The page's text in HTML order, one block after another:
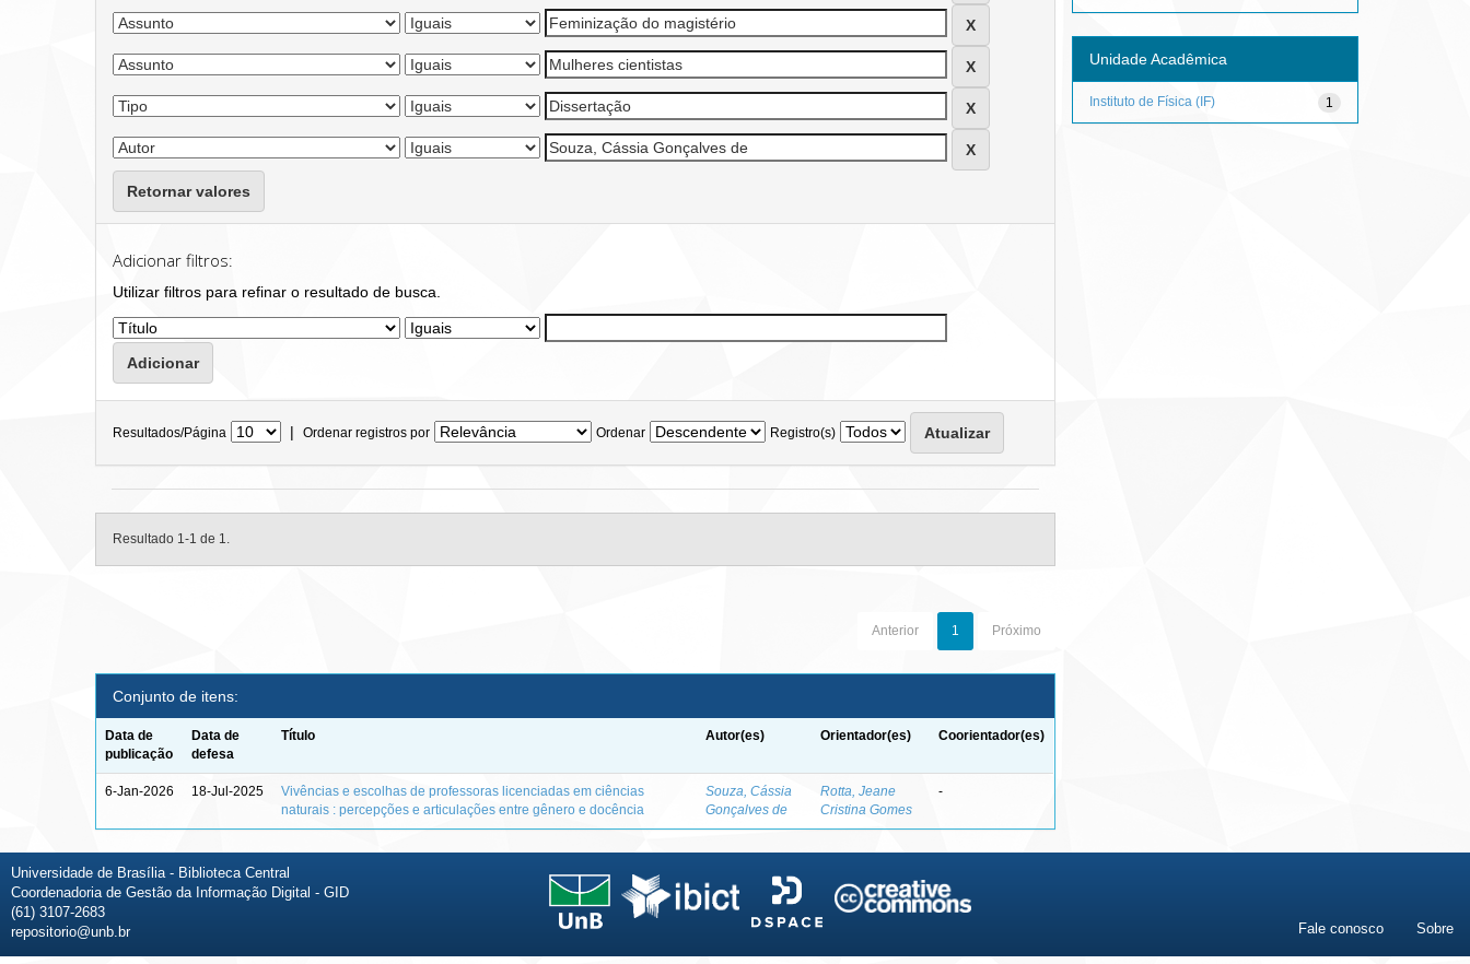
Retornar valores
Adicionar filtros:
Utilizar filtros para refinar o resultado de busca.
Resultados/Página | Ordenar registros por Ordenar Registro(s)
Resultado 1-1 de 1.
Anterior 1 Próximo
Conjunto de itens:
Data de
publicação
Data de
defesa
Título Autor(es) Orientador(es) Coorientador(es)
6-Jan-2026 18-Jul-2025
Vivências e escolhas de professoras licenciadas em ciências
naturais : percepções e articulações entre gênero e docência
Souza, Cássia
Gonçalves de
Rotta, Jeane
Cristina Gomes
-
Unidade Acadêmica
1
Instituto de Física (IF)
Universidade de Brasília - Biblioteca Central
Coordenadoria de Gestão da Informação Digital - GID
(61) 3107-2683
repositorio@unb.br
Fale conosco Sobre